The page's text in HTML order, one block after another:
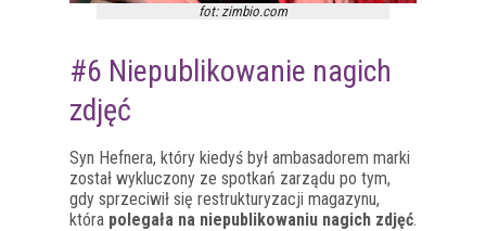
fot: zimbio.com
#6 Niepublikowanie nagich
zdjęć
Syn Hefnera, który kiedyś był ambasadorem marki
został wykluczony ze spotkań zarządu po tym,
gdy sprzeciwił się restrukturyzacji magazynu,
która polegała na niepublikowaniu nagich zdjęć.